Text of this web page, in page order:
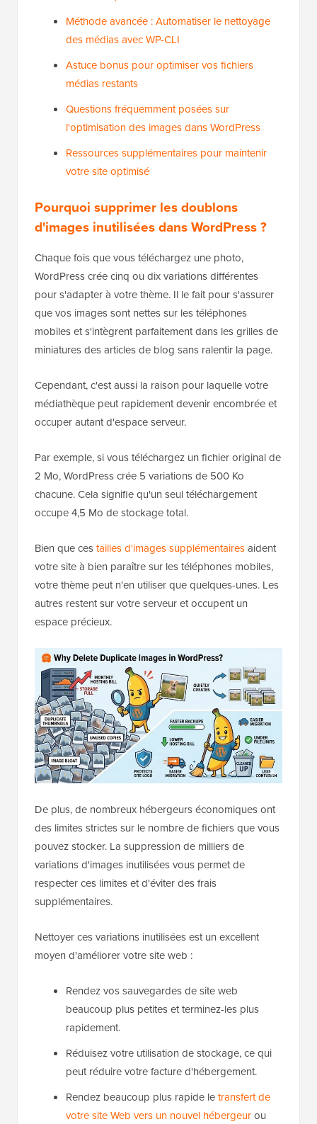
Méthode avancée : Automatiser le nettoyage
des médias avec WP-CLI
Astuce bonus pour optimiser vos fichiers
médias restants
Questions fréquemment posées sur
l'optimisation des images dans WordPress
Ressources supplémentaires pour maintenir
votre site optimisé
Pourquoi supprimer les doublons
d'images inutilisées dans WordPress ?
Chaque fois que vous téléchargez une photo,
WordPress crée cinq ou dix variations différentes
pour s'adapter à votre thème. Il le fait pour s'assurer
que vos images sont nettes sur les téléphones
mobiles et s'intègrent parfaitement dans les grilles de
miniatures des articles de blog sans ralentir la page.
Cependant, c'est aussi la raison pour laquelle votre
médiathèque peut rapidement devenir encombrée et
occuper autant d'espace serveur.
Par exemple, si vous téléchargez un fichier original de
2 Mo, WordPress crée 5 variations de 500 Ko
chacune. Cela signifie qu'un seul téléchargement
occupe 4,5 Mo de stockage total.
Bien que cestailles d'images supplémentairesaident
votre site à bien paraître sur les téléphones mobiles,
votre thème peut n'en utiliser que quelques-unes. Les
autres restent sur votre serveur et occupent un
espace précieux.
De plus, de nombreux hébergeurs économiques ont
des limites strictes sur le nombre de fichiers que vous
pouvez stocker. La suppression de milliers de
variations d'images inutilisées vous permet de
respecter ces limites et d'éviter des frais
supplémentaires.
Nettoyer ces variations inutilisées est un excellent
moyen d'améliorer votre site web :
Rendez vos sauvegardes de site web
beaucoup plus petites et terminez-les plus
rapidement.
Réduisez votre utilisation de stockage, ce qui
peut réduire votre facture d'hébergement.
Rendez beaucoup plus rapide letransfert de
votre site Web vers un nouvel hébergeurou